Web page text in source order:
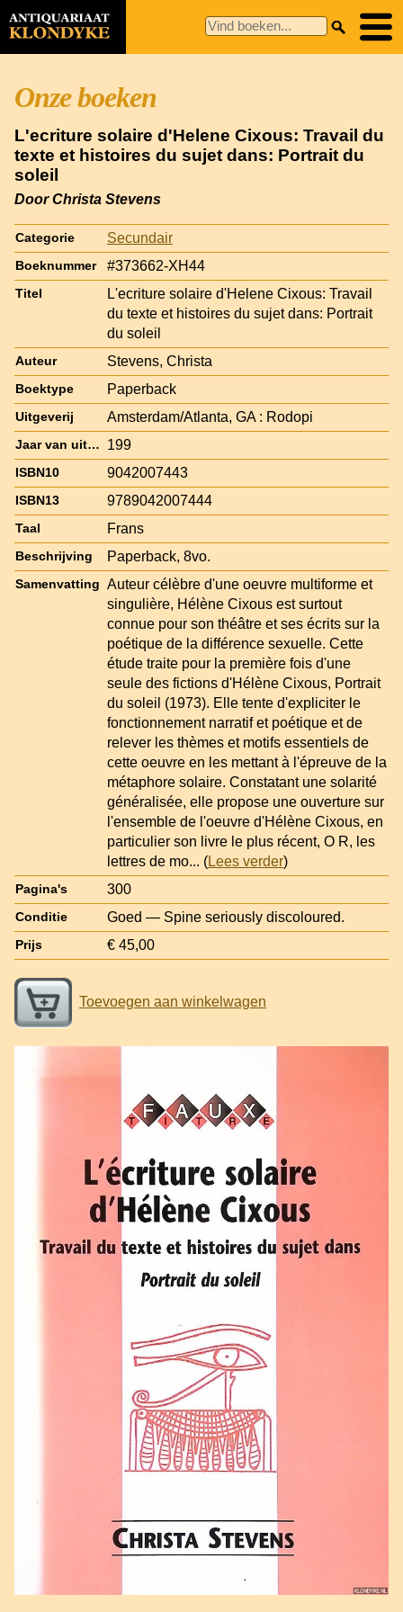
Onze boeken
L'ecriture solaire d'Helene Cixous: Travail du
texte et histoires du sujet dans: Portrait du
soleil
Door Christa Stevens
Categorie Secundair
Boeknummer #373662-XH44
Titel
L'ecriture solaire d'Helene Cixous: Travail
du texte et histoires du sujet dans: Portrait
du soleil
Auteur Stevens, Christa
Boektype Paperback
Uitgeverij Amsterdam/Atlanta, GA : Rodopi
Jaar van uitgave 199
ISBN10 9042007443
ISBN13 9789042007444
Taal Frans
Beschrijving Paperback, 8vo.
Samenvatting Auteur célèbre d'une oeuvre multiforme et
singulière, Hélène Cixous est surtout
connue pour son théâtre et ses écrits sur la
poétique de la différence sexuelle. Cette
étude traite pour la première fois d'une
seule des fictions d'Hélène Cixous, Portrait
du soleil (1973). Elle tente d'expliciter le
fonctionnement narratif et poétique et de
relever les thèmes et motifs essentiels de
cette oeuvre en les mettant à l'épreuve de la
métaphore solaire. Constatant une solarité
généralisée, elle propose une ouverture sur
l'ensemble de l'oeuvre d'Hélène Cixous, en
particulier son livre le plus récent, O R, les
lettres de mo... (Lees verder)
Pagina's 300
Conditie Goed — Spine seriously discoloured.
Prijs € 45,00
Toevoegen aan winkelwagen